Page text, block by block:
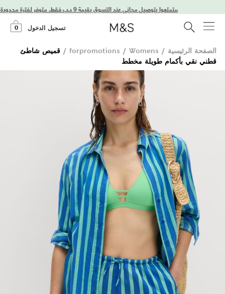
تسجيل الدخول 0
الصفحة الرئيسية /
forpromotions / Womens
/ قميص شاطئ
قطني نقي بأكمام طويلة مخطط